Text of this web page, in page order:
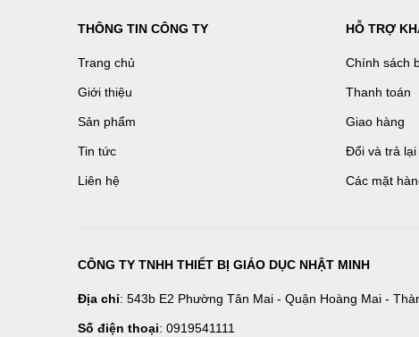
THÔNG TIN CÔNG TY
Trang chủ
Giới thiệu
Sản phẩm
Tin tức
Liên hệ
HỖ TRỢ
Chính sách
Thanh toán
Giao hàng
Đổi và trả lại
Các mặt
CÔNG TY TNHH THIẾT BỊ GIÁO DỤC NHẬT MINH
Địa chỉ: 543b E2 Phường Tân Mai - Quận Hoàng Mai -
Số điện thoại: 0919541111